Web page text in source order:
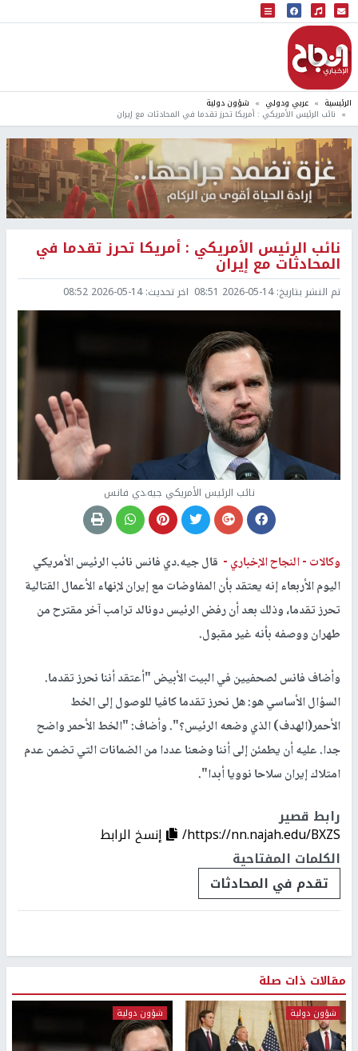
البث المباشر
إذاعة النجاح
الرئيسية عربي ودولي شؤون دولية
نائب الرئيس الأمريكي : أمريكا تحرز تقدما في المحادثات مع إيران
نائب الرئيس الأمريكي : أمريكا تحرز تقدما في
المحادثات مع إيران
تم النشر بتاريخ:2026-05-14 08:51 اخر تحديث:2026-05-14 08:52
نائب الرئيس الأمريكي جيه.دي فانس
وكالات -النجاح الإخباري - قال ‌جيه.دي فانس نائب الرئيس الأمريكي
اليوم الأربعاء إنه يعتقد بأن المفاوضات مع إيران لإنهاء الأعمال ⁠القتالية
تحرز تقدما، وذلك بعد أن رفض الرئيس دونالد ترامب آخر مقترح من
طهران ووصفه بأنه غير مقبول.
وأضاف فانس لصحفيين في البيت الأبيض "أعتقد ‌أننا ⁠نحرز تقدما.
السؤال الأساسي هو: هل نحرز تقدما كافيا للوصول إلى الخط
الأحمر(الهدف) ⁠الذي وضعه الرئيس؟". وأضاف: "الخط الأحمر واضح
جدا. عليه أن ⁠يطمئن إلى أننا وضعنا عددا من الضمانات ⁠التي تضمن عدم
امتلاك إيران سلاحا نوويا أبدا".
رابط قصير
https://nn.najah.edu/BXZS/
إنسخ الرابط
الكلمات المفتاحية
تقدم في المحادثات
مقالات ذات صلة
شؤون دولية شؤون دولية